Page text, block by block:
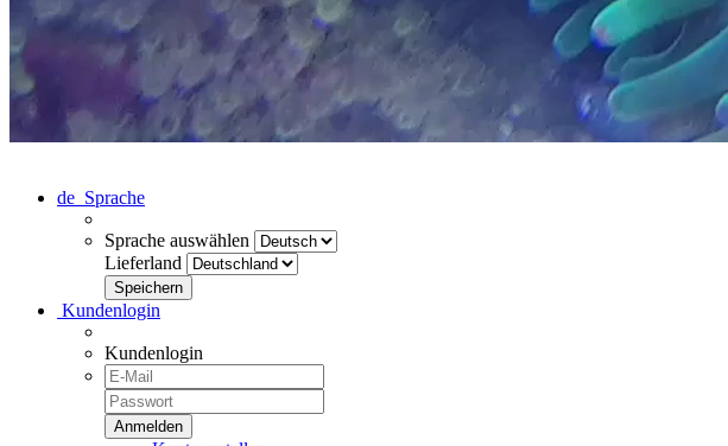
de Sprache
Sprache auswählen
Lieferland
Kundenlogin
Kundenlogin